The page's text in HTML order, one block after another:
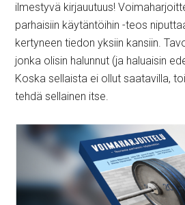
ilmestyvä kirjauutuus!
parhaisiin käytäntöihin -teos
kertyneen tiedon yksiin kansiin.
jonka olisin halunnut (ja haluaisin
Koska sellaista ei ollut saatavilla,
tehdä sellainen itse.